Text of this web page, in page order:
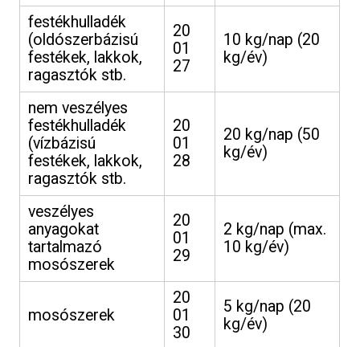
festékhulladék
(oldószerbázisú
festékek, lakkok,
ragasztók stb.
20
01
27
10 kg/nap (20
kg/év)
nem veszélyes
festékhulladék
(vízbázisú
festékek, lakkok,
ragasztók stb.
20
01
28
20 kg/nap (50
kg/év)
veszélyes
anyagokat
tartalmazó
mosószerek
20
01
29
2 kg/nap (max.
10 kg/év)
mosószerek
20
01
30
5 kg/nap (20
kg/év)